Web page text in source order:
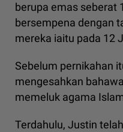
berupa emas seberat
bersempena dengan
mereka iaitu pada 12
Sebelum pernikahan
mengesahkan
memeluk agama
Terdahulu, Justin